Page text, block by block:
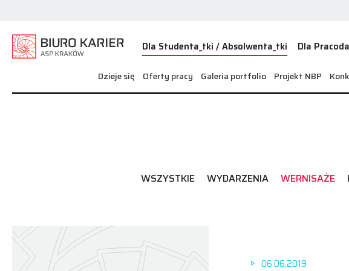
Dla Studenta_tki / Absolwenta_tki Dla
Dzieje się Oferty pracy Galeria portfolio Projekt NBP
WSZYSTKIE WYDARZENIA WERNISAŻE
06.06.2019